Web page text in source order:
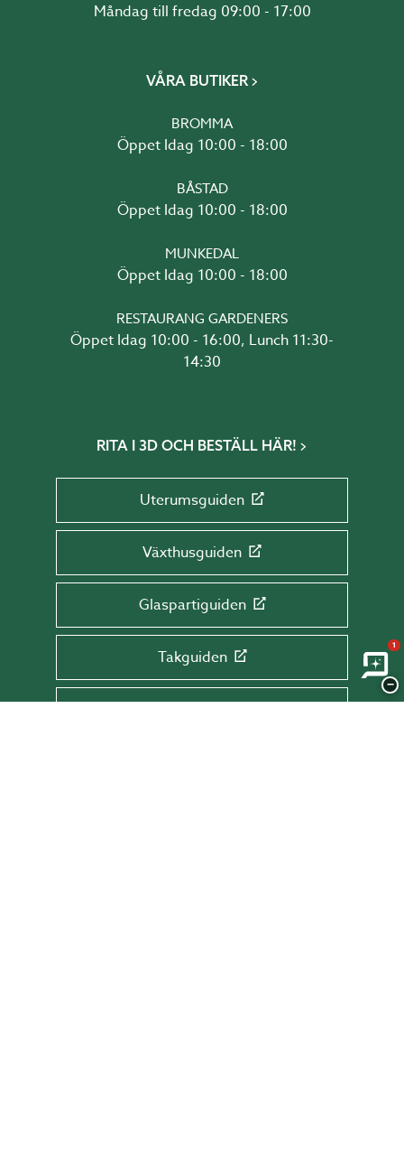
Måndag till fredag 09:00 - 17:00
VÅRA BUTIKER
BROMMA
Öppet Idag 10:00 - 18:00
BÅSTAD
Öppet Idag 10:00 - 18:00
MUNKEDAL
Öppet Idag 10:00 - 18:00
RESTAURANG GARDENERS
Öppet Idag 10:00 - 16:00, Lunch 11:30-
14:30
RITA I 3D OCH BESTÄLL HÄR!
Uterumsguiden
Växthusguiden
Glaspartiguiden
Takguiden
1
−